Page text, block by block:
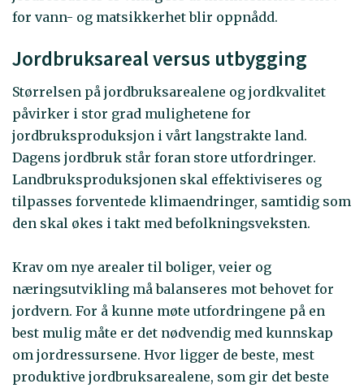
for vann- og matsikkerhet blir oppnådd.
Jordbruksareal versus utbygging
Størrelsen på jordbruksarealene og jordkvalitet
påvirker i stor grad mulighetene for
jordbruksproduksjon i vårt langstrakte land.
Dagens jordbruk står foran store utfordringer.
Landbruksproduksjonen skal effektiviseres og
tilpasses forventede klimaendringer, samtidig som
den skal økes i takt med befolkningsveksten.
Krav om nye arealer til boliger, veier og
næringsutvikling må balanseres mot behovet for
jordvern. For å kunne møte utfordringene på en
best mulig måte er det nødvendig med kunnskap
om jordressursene. Hvor ligger de beste, mest
produktive jordbruksarealene, som gir det beste